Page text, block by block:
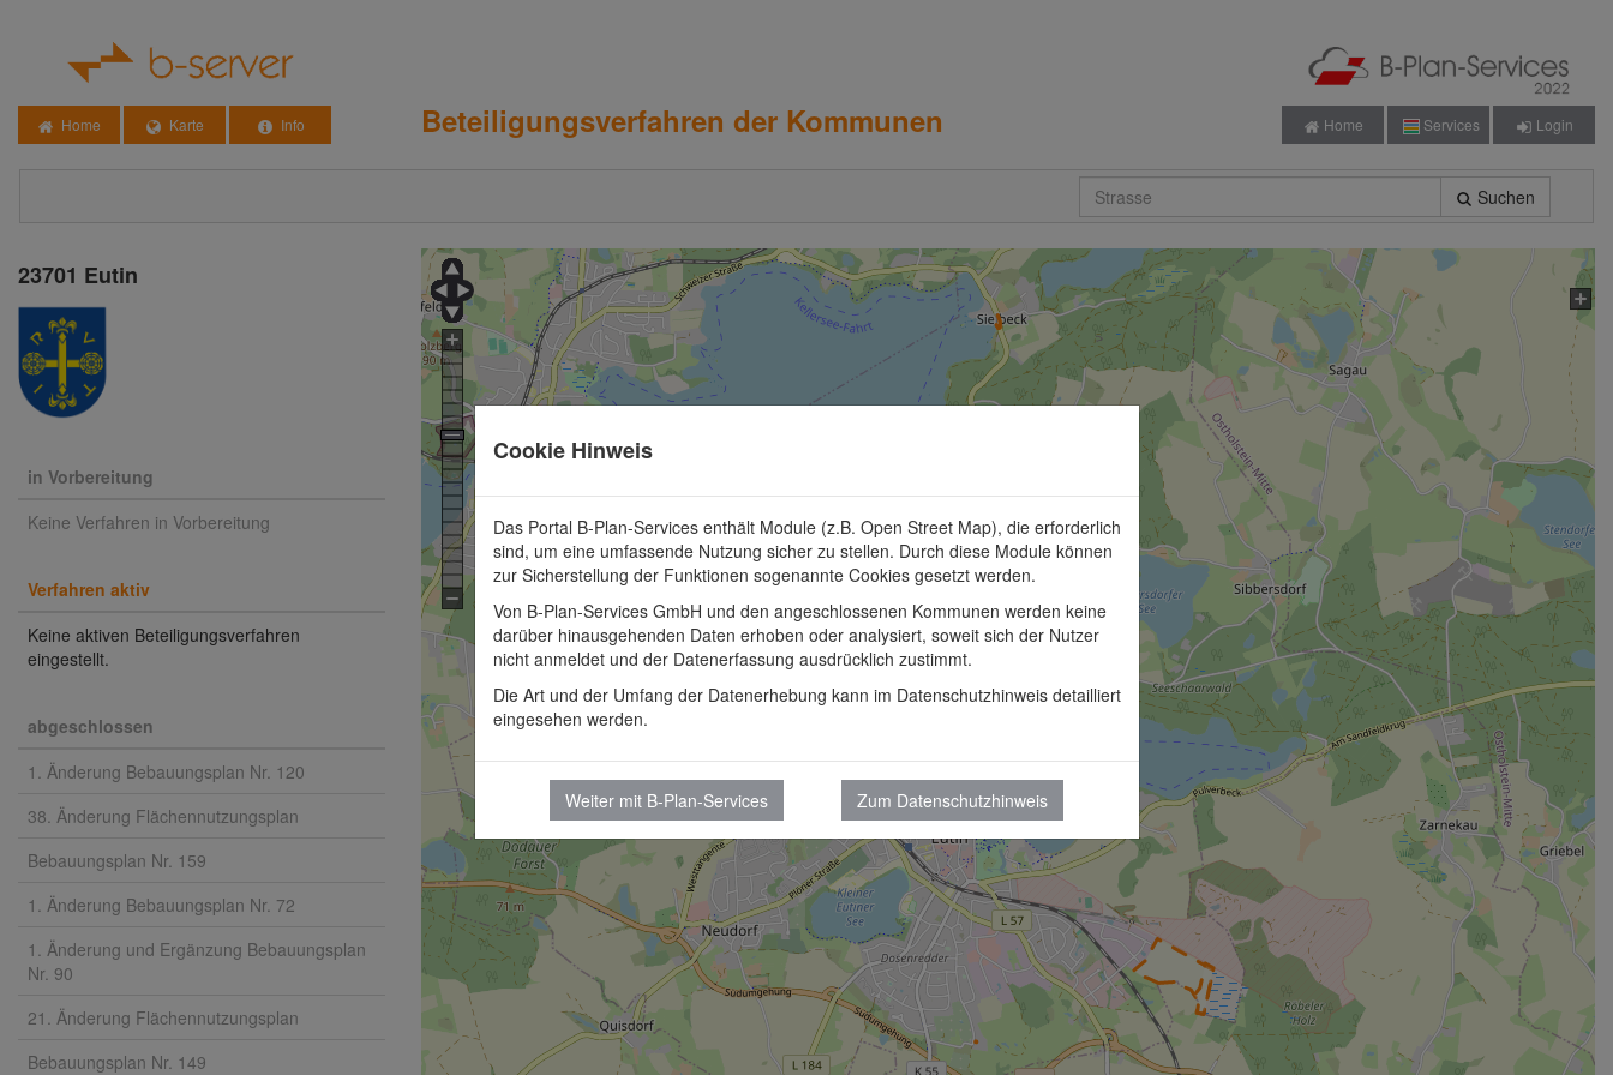
Home Karte Info Beteiligungsverfahren der Kommunen Home Services Login
Suchen
23701 Eutin
in Vorbereitung
Keine Verfahren in Vorbereitung
Verfahren aktiv
Keine aktiven Beteiligungsverfahren
eingestellt.
abgeschlossen
1. Änderung Bebauungsplan Nr. 120
38. Änderung Flächennutzungsplan
Bebauungsplan Nr. 159
1. Änderung Bebauungsplan Nr. 72
1. Änderung und Ergänzung Bebauungsplan
Nr. 90
21. Änderung Flächennutzungsplan
Bebauungsplan Nr. 149
Cookie Hinweis
Das Portal B-Plan-Services enthält Module (z.B. Open Street Map), die erforderlich
sind, um eine umfassende Nutzung sicher zu stellen. Durch diese Module können
zur Sicherstellung der Funktionen sogenannte Cookies gesetzt werden.
Von B-Plan-Services GmbH und den angeschlossenen Kommunen werden keine
darüber hinausgehenden Daten erhoben oder analysiert, soweit sich der Nutzer
nicht anmeldet und der Datenerfassung ausdrücklich zustimmt.
Die Art und der Umfang der Datenerhebung kann im Datenschutzhinweis detailliert
eingesehen werden.
Weiter mit B-Plan-Services Zum Datenschutzhinweis